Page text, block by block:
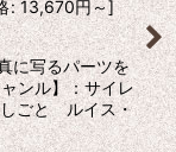
: 13,670円～]
に写るパーツを
ンル】：サイレ
しごと ルイス・